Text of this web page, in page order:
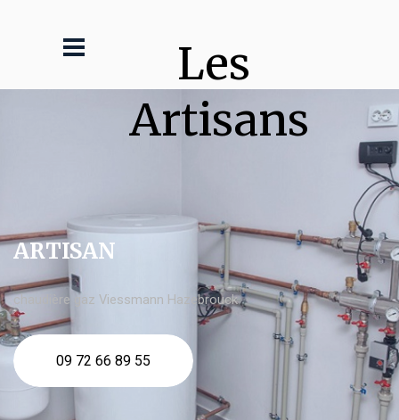
Les
Artisans
ARTISAN
chaudière gaz Viessmann Hazebrouck
09 72 66 89 55